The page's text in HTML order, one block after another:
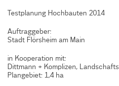
Testplanung Hochbauten 2014
Auftraggeber:
Stadt Flörsheim am Main
in Kooperation mit:
Dittmann + Komplizen,
Plangebiet: 1,4 ha